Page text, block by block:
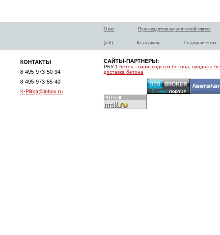
О нас Производители керамической плитки
(pdf) Калькулятор Сотрудничество
КОНТАКТЫ
8-495-973-50-94
8-495-973-55-40
K-Plitka@inbox.ru
САЙТЫ-ПАРТНЕРЫ:
РБУ-1 бетон - производство бетона
продажа
доставка бетона